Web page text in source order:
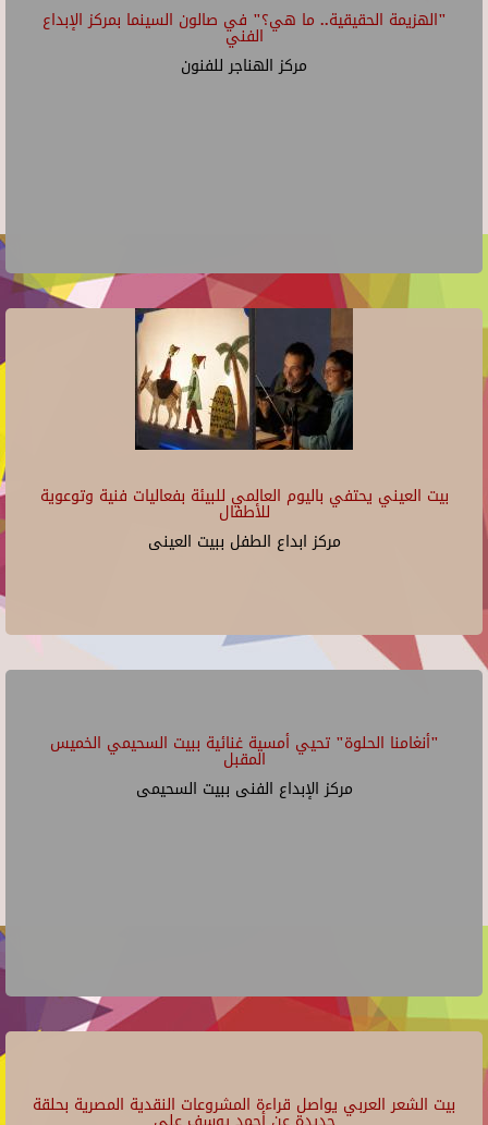
"الهزيمة الحقيقية.. ما هي؟" في صالون السينما بمركز الإبداع
الفني
مركز الهناجر للفنون
بيت العيني يحتفي باليوم العالمي للبيئة بفعاليات فنية وتوعوية
للأطفال
مركز ابداع الطفل ببيت العينى
"أنغامنا الحلوة" تحيي أمسية غنائية ببيت السحيمي الخميس
المقبل
مركز الإبداع الفنى ببيت السحيمى
بيت الشعر العربي يواصل قراءة المشروعات النقدية المصرية بحلقة